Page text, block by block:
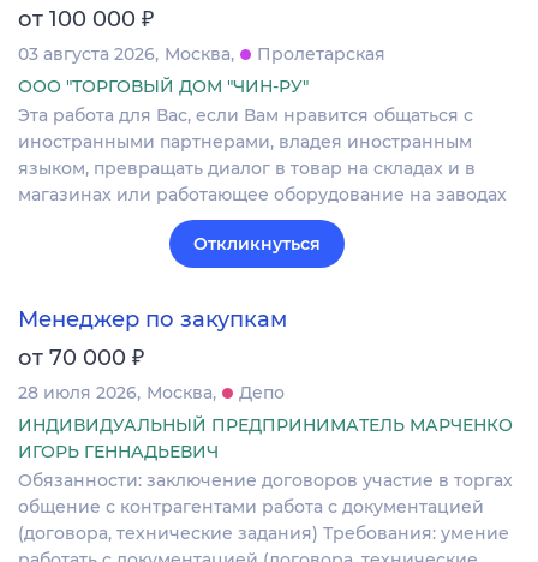
от 100 000 ₽
03 августа 2026 Москва
Пролетарская
ООО "ТОРГОВЫЙ ДОМ "ЧИН-РУ"
Эта работа для Вас, если Вам нравится общаться с
иностранными партнерами, владея иностранным
языком, превращать диалог в товар на складах и в
магазинах или работающее оборудование на заводах
Откликнуться
Менеджер по закупкам
от 70 000 ₽
28 июля 2026 Москва
Депо
ИНДИВИДУАЛЬНЫЙ ПРЕДПРИНИМАТЕЛЬ МАРЧЕНКО
ИГОРЬ ГЕННАДЬЕВИЧ
Обязанности: заключение договоров участие в торгах
общение с контрагентами работа с документацией
(договора, технические задания) Требования: умение